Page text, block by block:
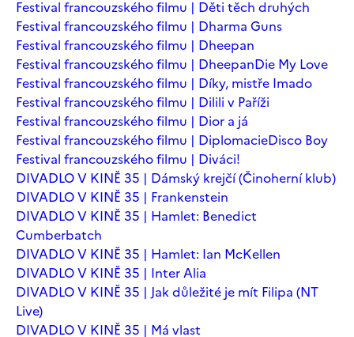
Festival francouzského filmu | Děti těch druhých
Festival francouzského filmu | Dharma Guns
Festival francouzského filmu | Dheepan
Festival francouzského filmu | DheepanDie My Love
Festival francouzského filmu | Díky, mistře Imado
Festival francouzského filmu | Dilili v Paříži
Festival francouzského filmu | Dior a já
Festival francouzského filmu | DiplomacieDisco Boy
Festival francouzského filmu | Diváci!
DIVADLO V KINĚ 35 | Dámský krejčí (Činoherní klub)
DIVADLO V KINĚ 35 | Frankenstein
DIVADLO V KINĚ 35 | Hamlet: Benedict
Cumberbatch
DIVADLO V KINĚ 35 | Hamlet: Ian McKellen
DIVADLO V KINĚ 35 | Inter Alia
DIVADLO V KINĚ 35 | Jak důležité je mít Filipa (NT
Live)
DIVADLO V KINĚ 35 | Má vlast